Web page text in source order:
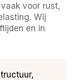
voor rust,
Wij
en in